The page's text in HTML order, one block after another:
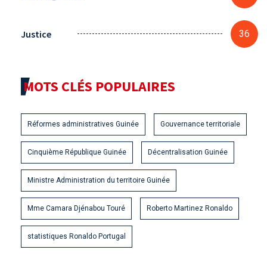
Justice 36
MOTS CLÉS POPULAIRES
Réformes administratives Guinée Gouvernance territoriale
Cinquième République Guinée Décentralisation Guinée
Ministre Administration du territoire Guinée
Mme Camara Djénabou Touré Roberto Martinez Ronaldo
statistiques Ronaldo Portugal